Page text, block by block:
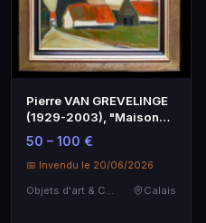
Pierre VAN GREVELINGE
(1929-2003), "Maisons
aux toits rouges…
50 – 100 €
📅 Invendu le 20/06/2026
Calais